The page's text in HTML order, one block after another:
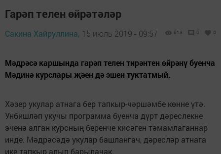
Гарәп телен өйрәтәләр
Сакина Хайруллина, 15 июль 2019 - 09:57 613 0 0
Мәдрәсә каршында гарәп телен тирәнтен өйрәнү буенча
Мәдинә курслары җәен дә эшен туктатмый.
Хәзер укулар атнага бер тапкыр-чәршәмбе көнне үтә.
Унбишләп укучы программа буенча дүрт дәреслекне
эченә алган курсның беренче кисәген тәмамлаганнар
инде. Мәдрәсәдә укулар башлангач, дәресләр атнага
ике тапкыр алып барылачак.